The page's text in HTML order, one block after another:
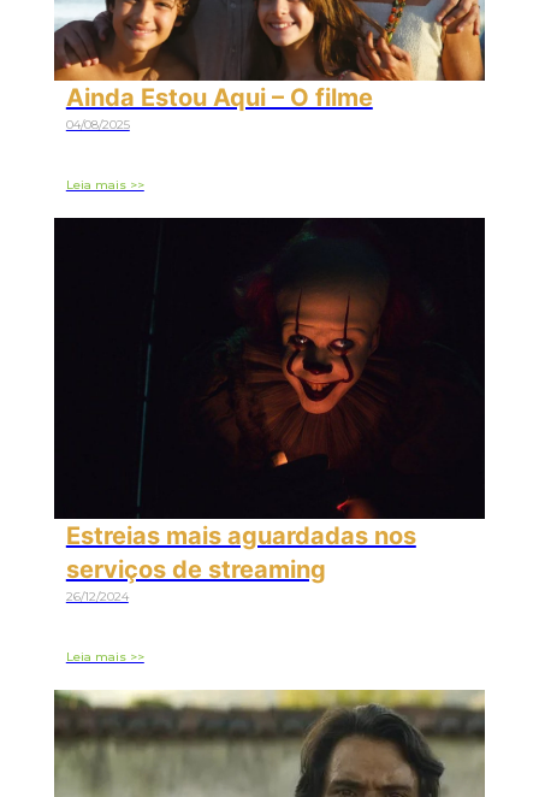
Ainda Estou Aqui – O filme
04/08/2025
Leia mais >>
Estreias mais aguardadas nos
serviços de streaming
26/12/2024
Leia mais >>